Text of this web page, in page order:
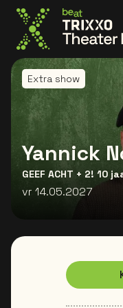
Ga naar de
Extra show
Yannick
GEEF ACHT + 2! 10
vr 14.05.2027